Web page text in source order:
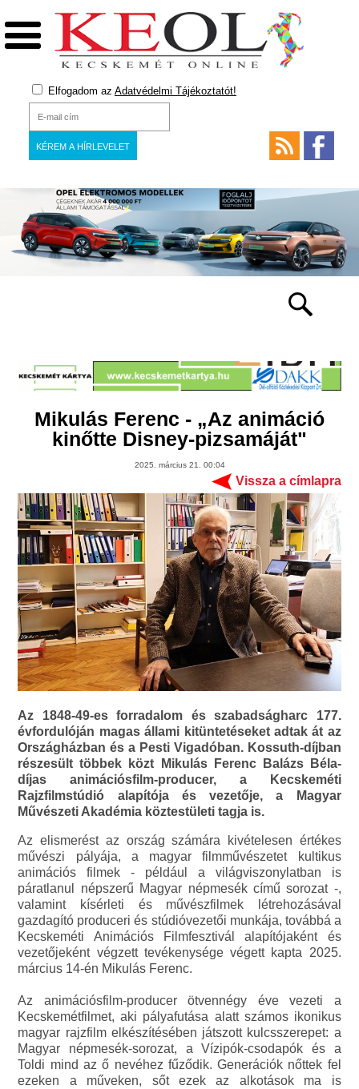
Elfogadom az Adatvédelmi Tájékoztatót!
Mikulás Ferenc - „Az animáció
kinőtte Disney-pizsamáját"
2025. március 21. 00:04
Vissza a címlapra
Az 1848-49-es forradalom és szabadságharc 177.
évfordulóján magas állami kitüntetéseket adtak át az
Országházban és a Pesti Vigadóban. Kossuth-díjban
részesült többek közt Mikulás Ferenc Balázs Béla-
díjas animációsfilm-producer, a Kecskeméti
Rajzfilmstúdió alapítója és vezetője, a Magyar
Művészeti Akadémia köztestületi tagja is.
Az elismerést az ország számára kivételesen értékes
művészi pályája, a magyar filmművészetet kultikus
animációs filmek - például a világviszonylatban is
páratlanul népszerű Magyar népmesék című sorozat -,
valamint kísérleti és művészfilmek létrehozásával
gazdagító produceri és stúdióvezetői munkája, továbbá a
Kecskeméti Animációs Filmfesztivál alapítójaként és
vezetőjeként végzett tevékenysége végett kapta 2025.
március 14-én Mikulás Ferenc.
Az animációsfilm-producer ötvennégy éve vezeti a
Kecskemétfilmet, aki pályafutása alatt számos ikonikus
magyar rajzfilm elkészítésében játszott kulcsszerepet: a
Magyar népmesék-sorozat, a Vízipók-csodapók és a
Toldi mind az ő nevéhez fűződik. Generációk nőttek fel
ezeken a műveken, sőt ezek az alkotások ma is